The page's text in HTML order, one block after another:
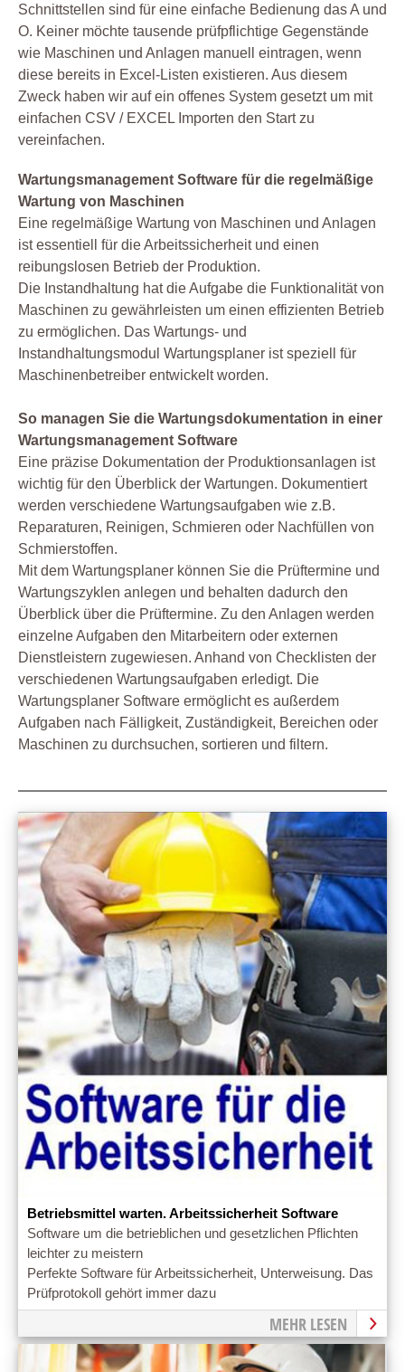
Schnittstellen sind für eine einfache Bedienung das A und
O. Keiner möchte tausende prüfpflichtige Gegenstände
wie Maschinen und Anlagen manuell eintragen, wenn
diese bereits in Excel-Listen existieren. Aus diesem
Zweck haben wir auf ein offenes System gesetzt um mit
einfachen CSV / EXCEL Importen den Start zu
vereinfachen.
Wartungsmanagement Software für die regelmäßige
Wartung von Maschinen
Eine regelmäßige Wartung von Maschinen und Anlagen
ist essentiell für die Arbeitssicherheit und einen
reibungslosen Betrieb der Produktion.
Die Instandhaltung hat die Aufgabe die Funktionalität von
Maschinen zu gewährleisten um einen effizienten Betrieb
zu ermöglichen. Das Wartungs- und
Instandhaltungsmodul Wartungsplaner ist speziell für
Maschinenbetreiber entwickelt worden.
So managen Sie die Wartungsdokumentation in einer
Wartungsmanagement Software
Eine präzise Dokumentation der Produktionsanlagen ist
wichtig für den Überblick der Wartungen. Dokumentiert
werden verschiedene Wartungsaufgaben wie z.B.
Reparaturen, Reinigen, Schmieren oder Nachfüllen von
Schmierstoffen.
Mit dem Wartungsplaner können Sie die Prüftermine und
Wartungszyklen anlegen und behalten dadurch den
Überblick über die Prüftermine. Zu den Anlagen werden
einzelne Aufgaben den Mitarbeitern oder externen
Dienstleistern zugewiesen. Anhand von Checklisten der
verschiedenen Wartungsaufgaben erledigt. Die
Wartungsplaner Software ermöglicht es außerdem
Aufgaben nach Fälligkeit, Zuständigkeit, Bereichen oder
Maschinen zu durchsuchen, sortieren und filtern.
Betriebsmittel warten. Arbeitssicherheit Software
Software um die betrieblichen und gesetzlichen Pflichten
leichter zu meistern
Perfekte Software für Arbeitssicherheit, Unterweisung. Das
Prüfprotokoll gehört immer dazu
MEHR LESEN